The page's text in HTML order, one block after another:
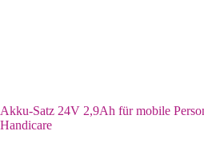
Akku-Satz 24V 2,9Ah für mobile
Handicare